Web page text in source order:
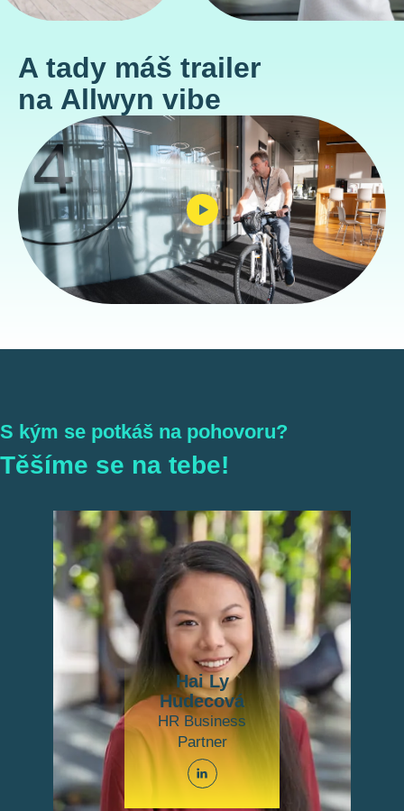
A tady máš trailer
na Allwyn vibe
S kým se potkáš na pohovoru?
Těšíme se na tebe!
Hai Ly
Hudecová
HR Business
Partner